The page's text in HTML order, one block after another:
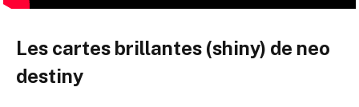
Les cartes brillantes (shiny) de neo
destiny